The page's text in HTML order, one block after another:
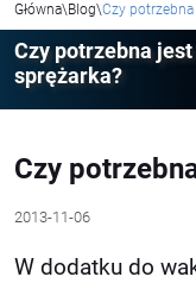
Główna\Blog\Czy
Czy potrzebna
sprężarka?
Czy
2013-11-06
W dodatku do